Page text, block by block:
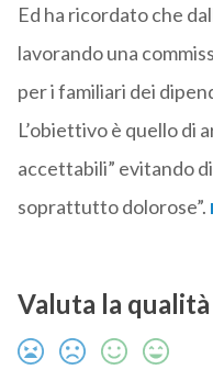
Ed ha ricordato che
lavorando una
per i familiari dei
L’obiettivo è quello di
accettabili” evitando
soprattutto dolorose”.
Valuta la